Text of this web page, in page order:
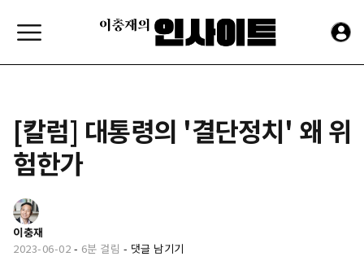
[칼럼] 대통령의 '결단정치' 왜 위
험한가
이충재
2023-06-02 - 6분 걸림 - 댓글 남기기